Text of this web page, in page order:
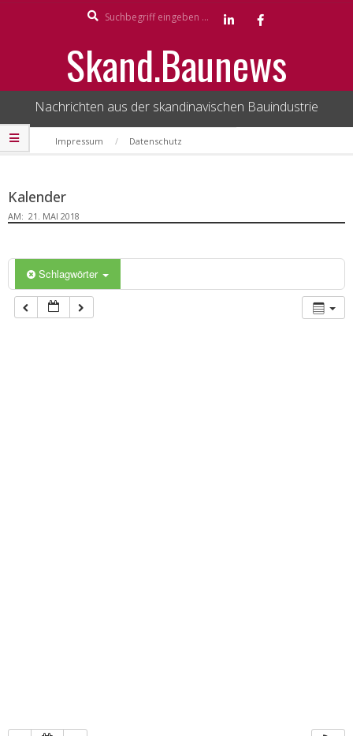
Skand.Baunews
Nachrichten aus der skandinavischen Bauindustrie
Secondary
Navigation
Impressum Datenschutz
Kalender
AM: 21. MAI 2018
Schlagwörter